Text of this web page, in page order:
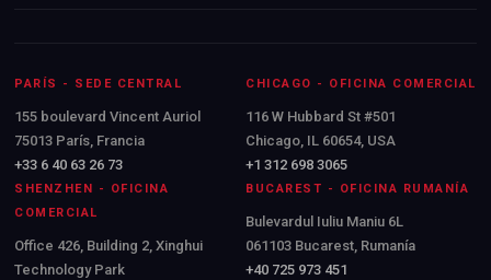
PARÍS - SEDE CENTRAL
155 boulevard Vincent Auriol
75013 París, Francia
+33 6 40 63 26 73
CHICAGO - OFICINA COMERCIAL
116 W Hubbard St #501
Chicago, IL 60654, USA
+1 312 698 3065
SHENZHEN - OFICINA
COMERCIAL
Office 426, Building 2, Xinghui
Technology Park
BUCAREST - OFICINA RUMANÍA
Bulevardul Iuliu Maniu 6L
061103 Bucarest, Rumanía
+40 725 973 451